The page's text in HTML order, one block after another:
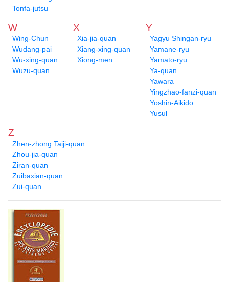
Tonfa-jutsu
W
Wing-Chun
Wudang-pai
Wu-xing-quan
Wuzu-quan
X
Xia-jia-quan
Xiang-xing-quan
Xiong-men
Y
Yagyu Shingan-ryu
Yamane-ryu
Yamato-ryu
Ya-quan
Yawara
Yingzhao-fanzi-quan
Yoshin-Aikido
Yusul
Z
Zhen-zhong Taiji-quan
Zhou-jia-quan
Ziran-quan
Zuibaxian-quan
Zui-quan